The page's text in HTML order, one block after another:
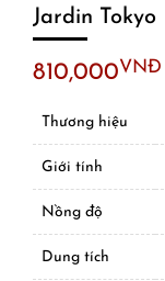
Jardin Tokyo
810,000VNĐ
Thương hiệu
Giới tính
Nồng độ
Dung tích